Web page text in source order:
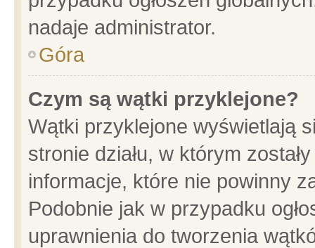
nadaje administrator.
Góra
Czym są wątki przyklejone?
Wątki przyklejone wyświetlają
stronie działu, w którym
informacje, które nie powinny
Podobnie jak w przypadku
uprawnienia do tworzenia